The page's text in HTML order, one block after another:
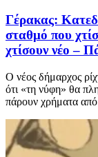
Γέρακας:
σταθμό που
χτίσουν νέο –
Ο νέος δήμαρχος
ότι «τη νύφη» θα
πάρουν χρήματα